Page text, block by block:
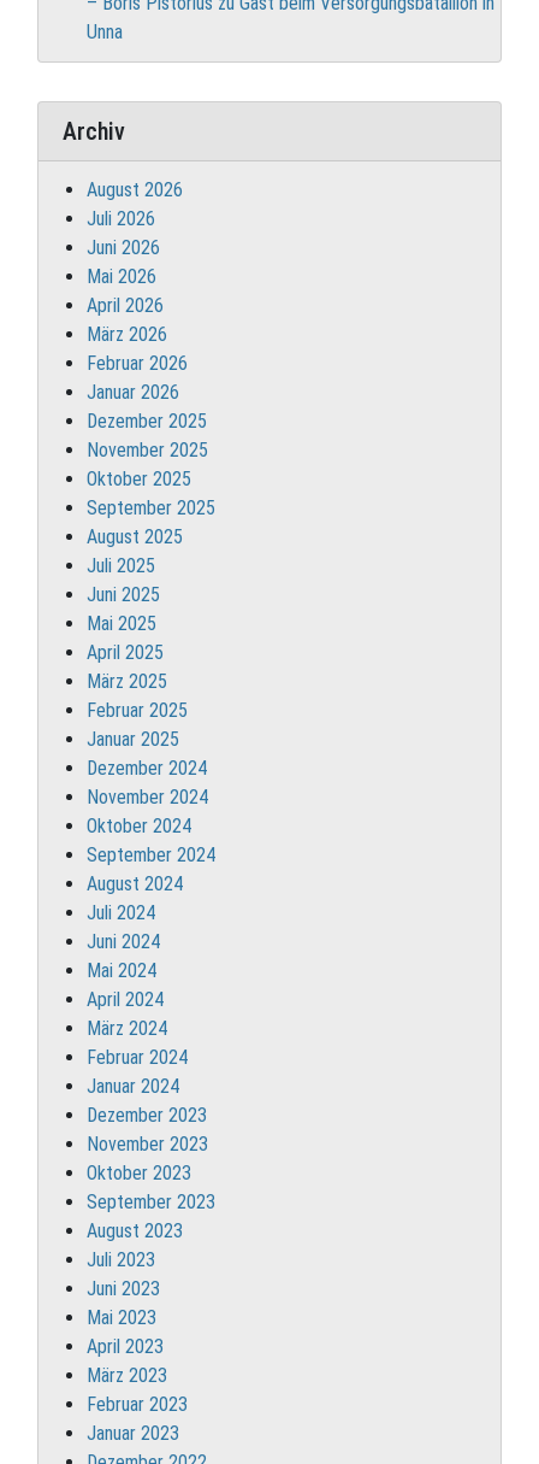
Unna
Archiv
August 2026
Juli 2026
Juni 2026
Mai 2026
April 2026
März 2026
Februar 2026
Januar 2026
Dezember 2025
November 2025
Oktober 2025
September 2025
August 2025
Juli 2025
Juni 2025
Mai 2025
April 2025
März 2025
Februar 2025
Januar 2025
Dezember 2024
November 2024
Oktober 2024
September 2024
August 2024
Juli 2024
Juni 2024
Mai 2024
April 2024
März 2024
Februar 2024
Januar 2024
Dezember 2023
November 2023
Oktober 2023
September 2023
August 2023
Juli 2023
Juni 2023
Mai 2023
April 2023
März 2023
Februar 2023
Januar 2023